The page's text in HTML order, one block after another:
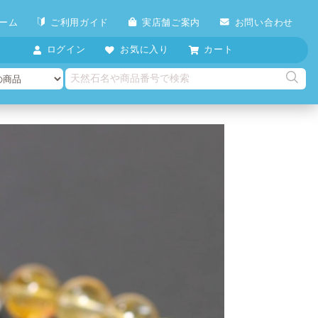
ム ご利用ガイド 実店舗ご案内 お問い合わせ
ログイン お気に入り カート